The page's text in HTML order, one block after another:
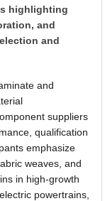
highlighting
and
and
and
suppliers
qualification
emphasize
weaves, and
in high-growth
powertrains,